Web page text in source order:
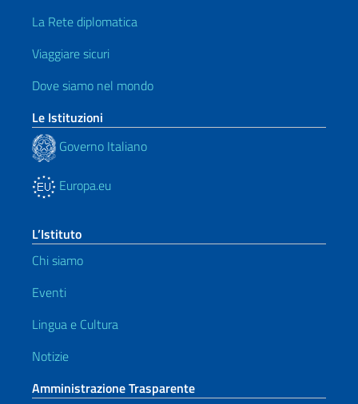
La Rete diplomatica
Viaggiare sicuri
Dove siamo nel mondo
Le Istituzioni
Governo Italiano
Europa.eu
L’Istituto
Chi siamo
Eventi
Lingua e Cultura
Notizie
Amministrazione Trasparente